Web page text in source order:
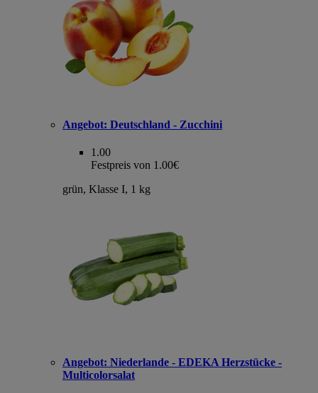
Angebot: Deutschland - Zucchini
1.00
Festpreis von 1.00€
grün, Klasse I, 1 kg
Angebot: Niederlande - EDEKA Herzstücke -
Multicolorsalat